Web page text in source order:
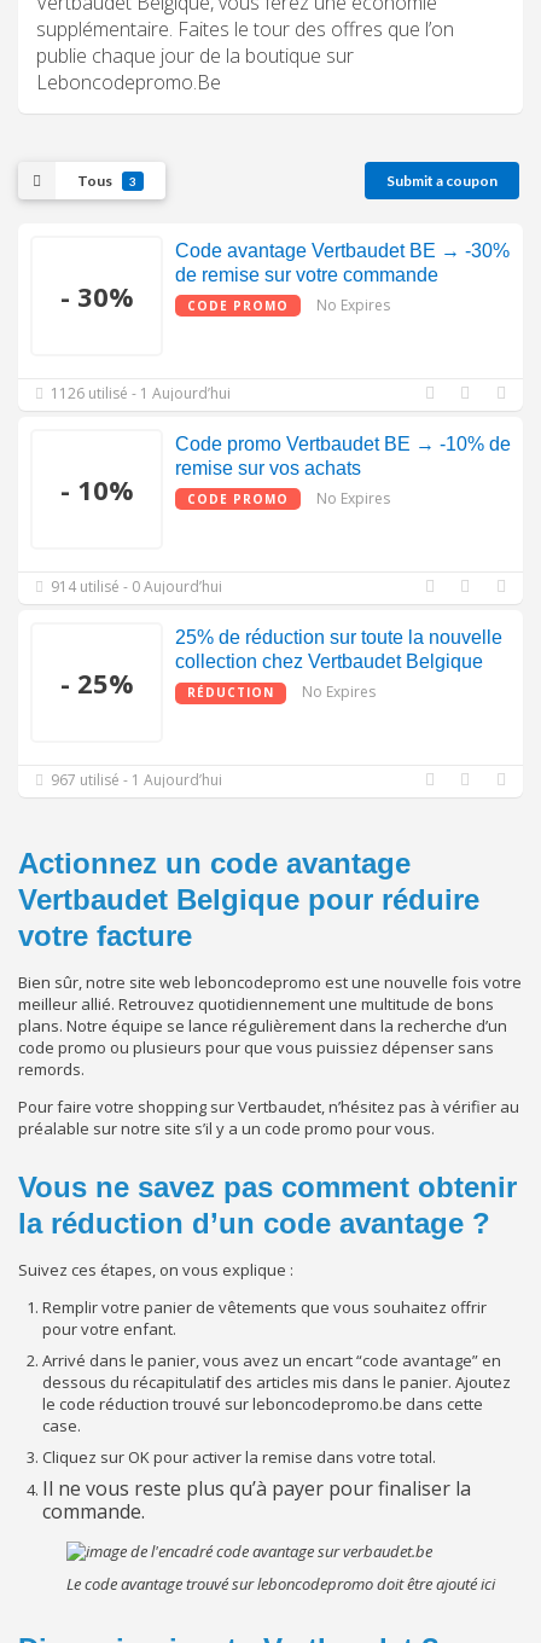
supplémentaire. Faites le tour des offres que l’on
publie chaque jour de la boutique sur
Leboncodepromo.Be
Tous 3 Submit a coupon
- 30%
Code avantage Vertbaudet BE → -30%
de remise sur votre commande
CODE PROMO No Expires
1126 utilisé - 1 Aujourd’hui
- 10%
Code promo Vertbaudet BE → -10% de
remise sur vos achats
CODE PROMO No Expires
914 utilisé - 0 Aujourd’hui
- 25%
25% de réduction sur toute la nouvelle
collection chez Vertbaudet Belgique
RÉDUCTION No Expires
967 utilisé - 1 Aujourd’hui
Actionnez un code avantage
Vertbaudet Belgique pour réduire
votre facture
Bien sûr, notre site web leboncodepromo est une nouvelle fois votre
meilleur allié. Retrouvez quotidiennement une multitude de bons
plans. Notre équipe se lance régulièrement dans la recherche d’un
code promo ou plusieurs pour que vous puissiez dépenser sans
remords.
Pour faire votre shopping sur Vertbaudet, n’hésitez pas à vérifier au
préalable sur notre site s’il y a un code promo pour vous.
Vous ne savez pas comment obtenir
la réduction d’un code avantage ?
Suivez ces étapes, on vous explique :
Remplir votre panier de vêtements que vous souhaitez offrir
pour votre enfant.
Arrivé dans le panier, vous avez un encart “code avantage” en
dessous du récapitulatif des articles mis dans le panier. Ajoutez
le code réduction trouvé sur leboncodepromo.be dans cette
case.
Cliquez sur OK pour activer la remise dans votre total.
Il ne vous reste plus qu’à payer pour finaliser la
commande.
Le code avantage trouvé sur leboncodepromo doit être ajouté ici